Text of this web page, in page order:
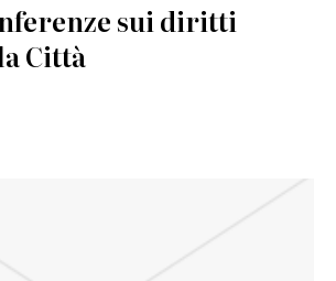
sui diritti
Città